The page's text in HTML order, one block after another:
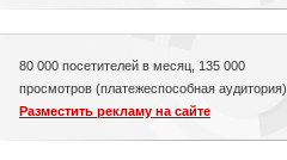
80 000 посетителей в месяц, 135 000
просмотров (платежеспособная аудитория)
Разместить рекламу на сайте